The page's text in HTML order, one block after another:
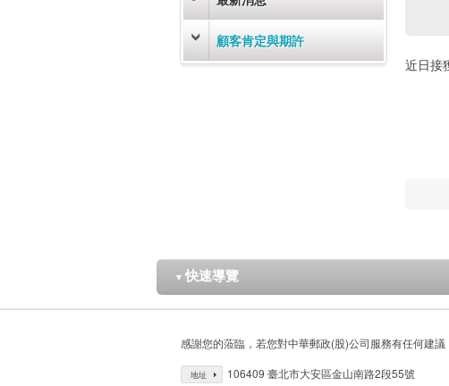
顧客肯定與期許
近日接
▼ 快速導覽
感謝您的蒞臨，若您對中華郵政(股)公司服務有任何建議
地址 106409 臺北市大安區金山南路2段55號